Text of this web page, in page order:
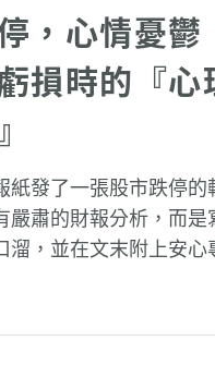
，心情憂鬱
損時的『心
紙發了一張股市跌停的
嚴肅的財報分析，而是
溜，並在文末附上安心
對許多投資人而言，螢
，實質連結的是個人的